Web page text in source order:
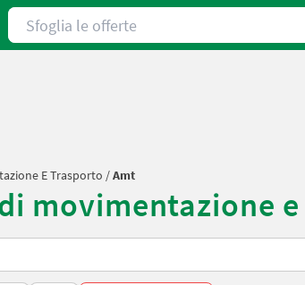
Sfoglia le offerte
E Trasporto /Amt
movimentazione